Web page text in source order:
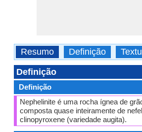
Resumo Definição
Definição
Definição
Nephelinite é uma rocha ígnea de
composta quase inteiramente de
clinopyroxene (variedade augita).